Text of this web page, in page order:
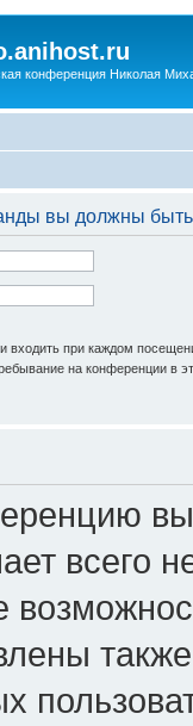
конференция Николая
вы должны
входить при каждом
на конференции в
всего